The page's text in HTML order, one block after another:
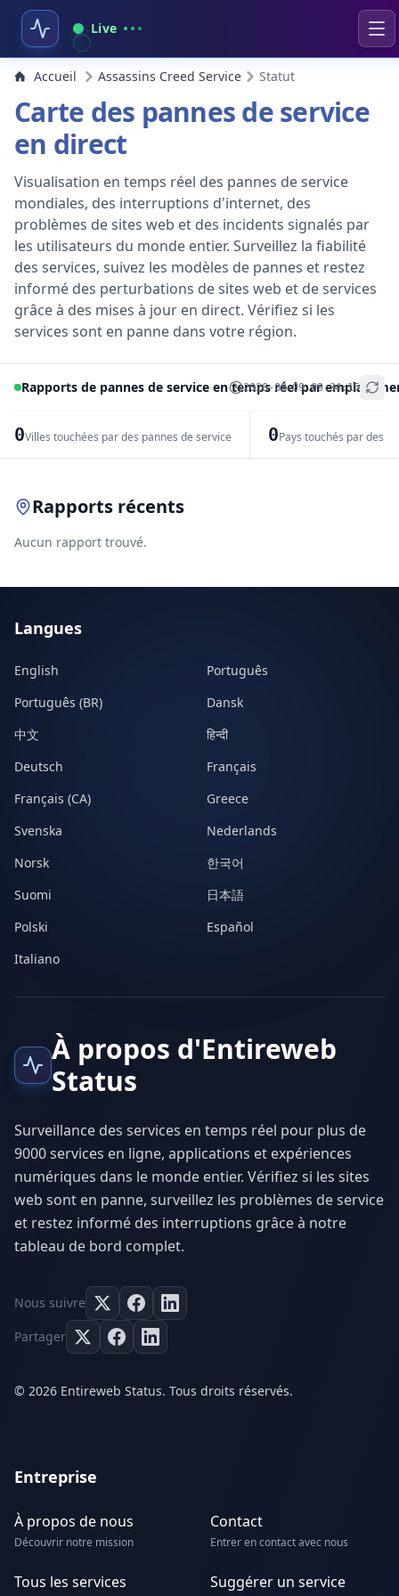
Live
Accueil Assassins Creed Service Statut
Carte des pannes de service
en direct
Visualisation en temps réel des pannes de service
mondiales, des interruptions d'internet, des
problèmes de sites web et des incidents signalés par
les utilisateurs du monde entier. Surveillez la fiabilité
des services, suivez les modèles de pannes et restez
informé des perturbations de sites web et de services
grâce à des mises à jour en direct. Vérifiez si les
services sont en panne dans votre région.
Rapports de pannes de service en temps réel par
2026-08-09 09:34:15
0Villes touchées par des pannes de service 0Pays touchés par des
+
Rapports récents
Aucun rapport trouvé.
Langues
English
Português
Português (BR)
Dansk
中文
हिन्दी
Deutsch
Français
Français (CA)
Greece
Svenska
Nederlands
Norsk
한국어
Suomi
日本語
Polski
Español
Italiano
À propos d'Entireweb
Status
Surveillance des services en temps réel pour plus de
9000 services en ligne, applications et expériences
numériques dans le monde entier. Vérifiez si les sites
web sont en panne, surveillez les problèmes de service
et restez informé des interruptions grâce à notre
tableau de bord complet.
Nous suivre
Partager
© 2026 Entireweb Status. Tous droits réservés.
Entreprise
À propos de nous
Découvrir notre mission
Contact
Entrer en contact avec nous
Tous les services Suggérer un service